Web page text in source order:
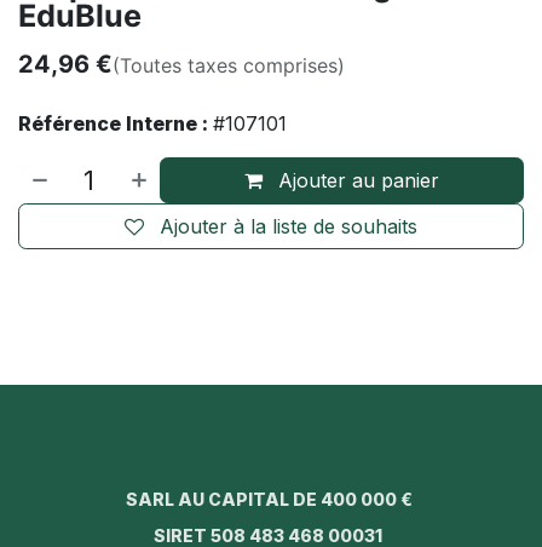
EduBlue
24,96 €(Toutes taxes comprises)
Référence Interne : #107101
Ajouter au panier
Ajouter à la liste de souhaits
SARL AU CAPITAL DE 400 000 €
SIRET 508 483 468 00031